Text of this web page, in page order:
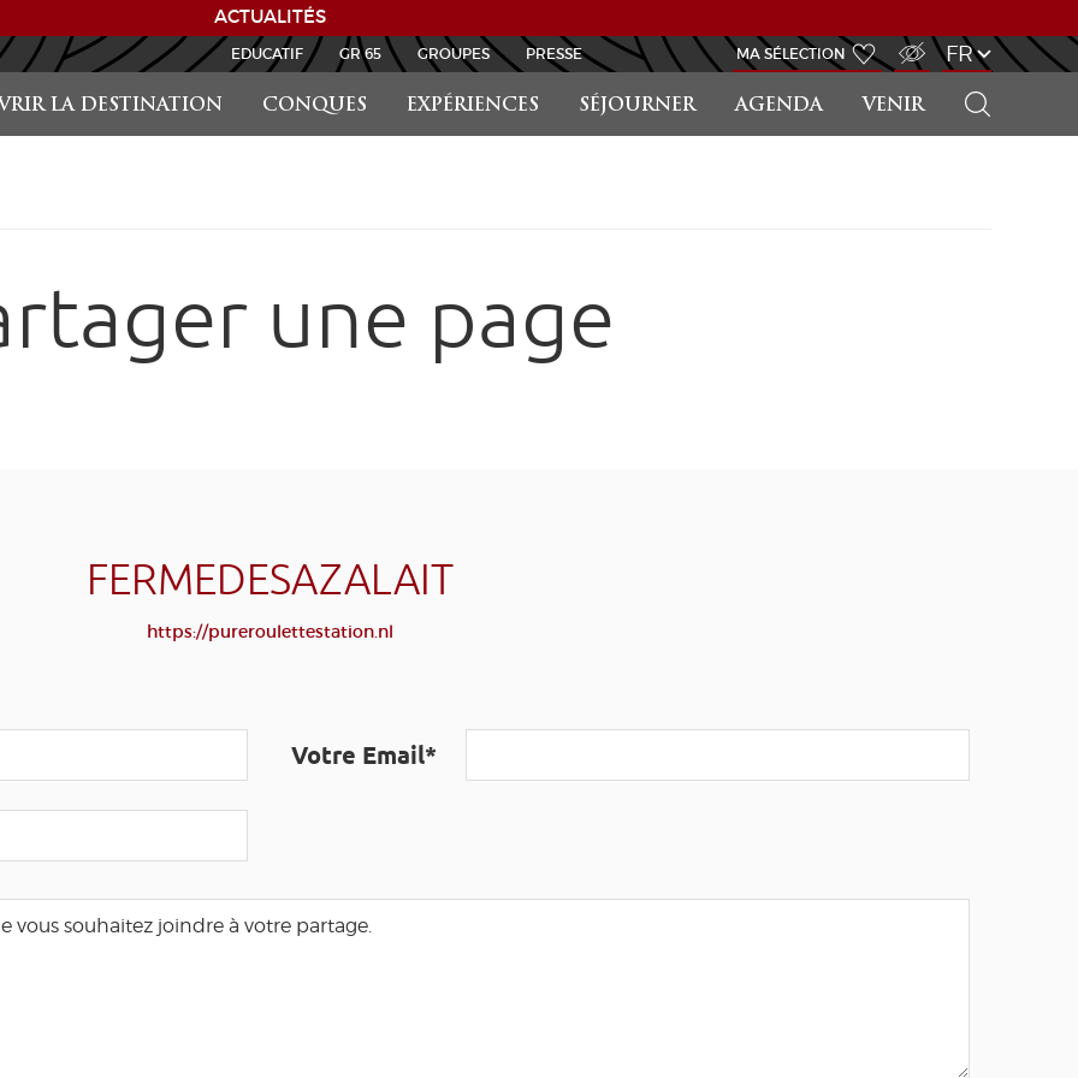
ACTUALITÉS
LA DESTINATION CONQUES EXPÉRIENCES SÉJOURNER AGENDA VENIR
EDUCATIF GR 65 GROUPES PRESSE MA SÉLECTION FR
une page
FERMEDESAZALAIT
https://pureroulettestation.nl
Votre Email*